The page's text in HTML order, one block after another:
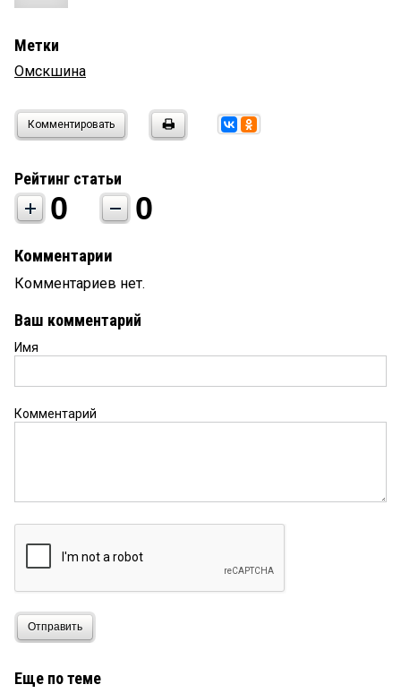
Метки
Омскшина
Комментировать
Рейтинг статьи
0 0
Комментарии
Комментариев нет.
Ваш комментарий
Имя
Комментарий
Отправить
Еще по теме